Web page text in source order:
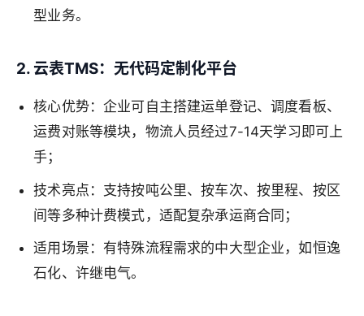
型业务。
2. 云表TMS：无代码定制化平台
核心优势：企业可自主搭建运单登记、调度看板、
运费对账等模块，物流人员经过7-14天学习即可上
手；
技术亮点：支持按吨公里、按车次、按里程、按区
间等多种计费模式，适配复杂承运商合同；
适用场景：有特殊流程需求的中大型企业，如恒逸
石化、许继电气。